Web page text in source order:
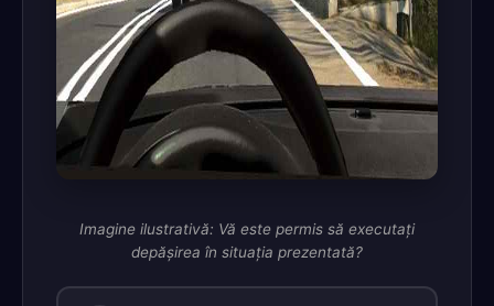
Imagine ilustrativă: Vă este permis să executaţi
depăşirea în situaţia prezentată?